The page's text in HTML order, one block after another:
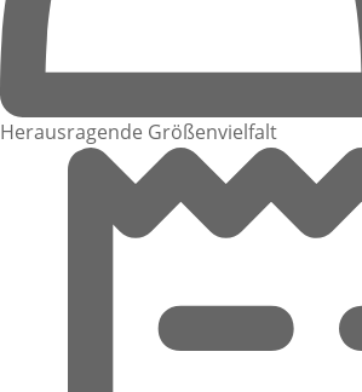
Herausragende Größenvielfalt